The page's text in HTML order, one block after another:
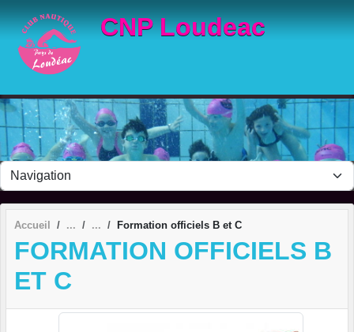
CNP Loudeac
Accueil Formation officiels B et C
FORMATION OFFICIELS B
ET C